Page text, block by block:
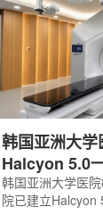
药物。这类药物
用于癌症诊断和
放射性药物研发
有重要意义。在
核技术用于食品
水果的辐照处理
韩国亚洲大学
Halcyon 5.0
射治疗方案
韩国亚洲大学医
院已建立Halcyon
射治疗解决方案，